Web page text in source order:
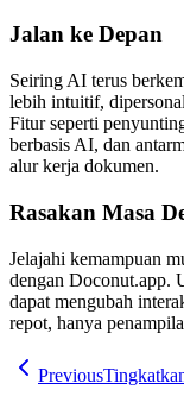
Jalan ke Depan
Seiring AI terus
lebih intuitif,
Fitur seperti
berbasis AI, dan
alur kerja dokumen.
Rasakan Masa
Jelajahi kemampuan
dengan Doconut.app.
dapat mengubah
repot, hanya
Previous